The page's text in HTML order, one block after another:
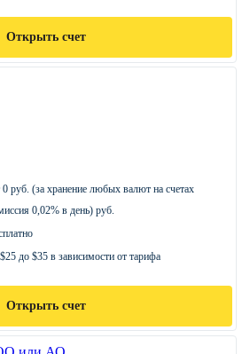
Открыть счет
руб. (за хранение любых валют на счетах
0,02% в день) руб.
до $35 в зависимости от тарифа
Открыть счет